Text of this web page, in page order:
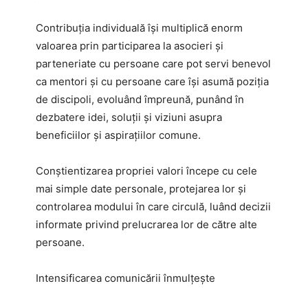
Contribuția individuală își multiplică enorm
valoarea prin participarea la asocieri și
parteneriate cu persoane care pot servi benevol
ca mentori și cu persoane care își asumă poziția
de discipoli, evoluând împreună, punând în
dezbatere idei, soluții și viziuni asupra
beneficiilor și aspirațiilor comune.
Conștientizarea propriei valori începe cu cele
mai simple date personale, protejarea lor și
controlarea modului în care circulă, luând decizii
informate privind prelucrarea lor de către alte
persoane.
Intensificarea comunicării înmulțește